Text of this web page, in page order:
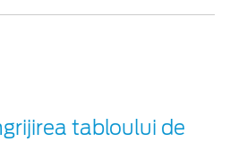
tabloului de